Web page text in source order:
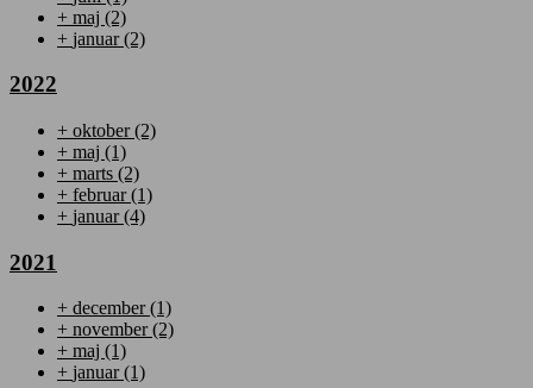
+ maj (2)
+ januar(2)
2022
+ oktober(2)
+ maj (1)
+ marts (2)
+ februar(1)
+ januar(4)
2021
+ december(1)
+ november(2)
+ maj (1)
+ januar(1)